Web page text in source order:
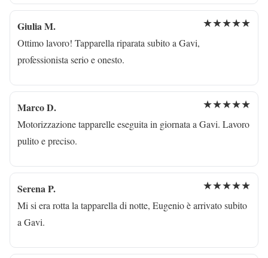
Giulia M. ★★★★★
Ottimo lavoro! Tapparella riparata subito a Gavi,
professionista serio e onesto.
Marco D. ★★★★★
Motorizzazione tapparelle eseguita in giornata a Gavi. Lavoro
pulito e preciso.
Serena P. ★★★★★
Mi si era rotta la tapparella di notte, Eugenio è arrivato subito
a Gavi.